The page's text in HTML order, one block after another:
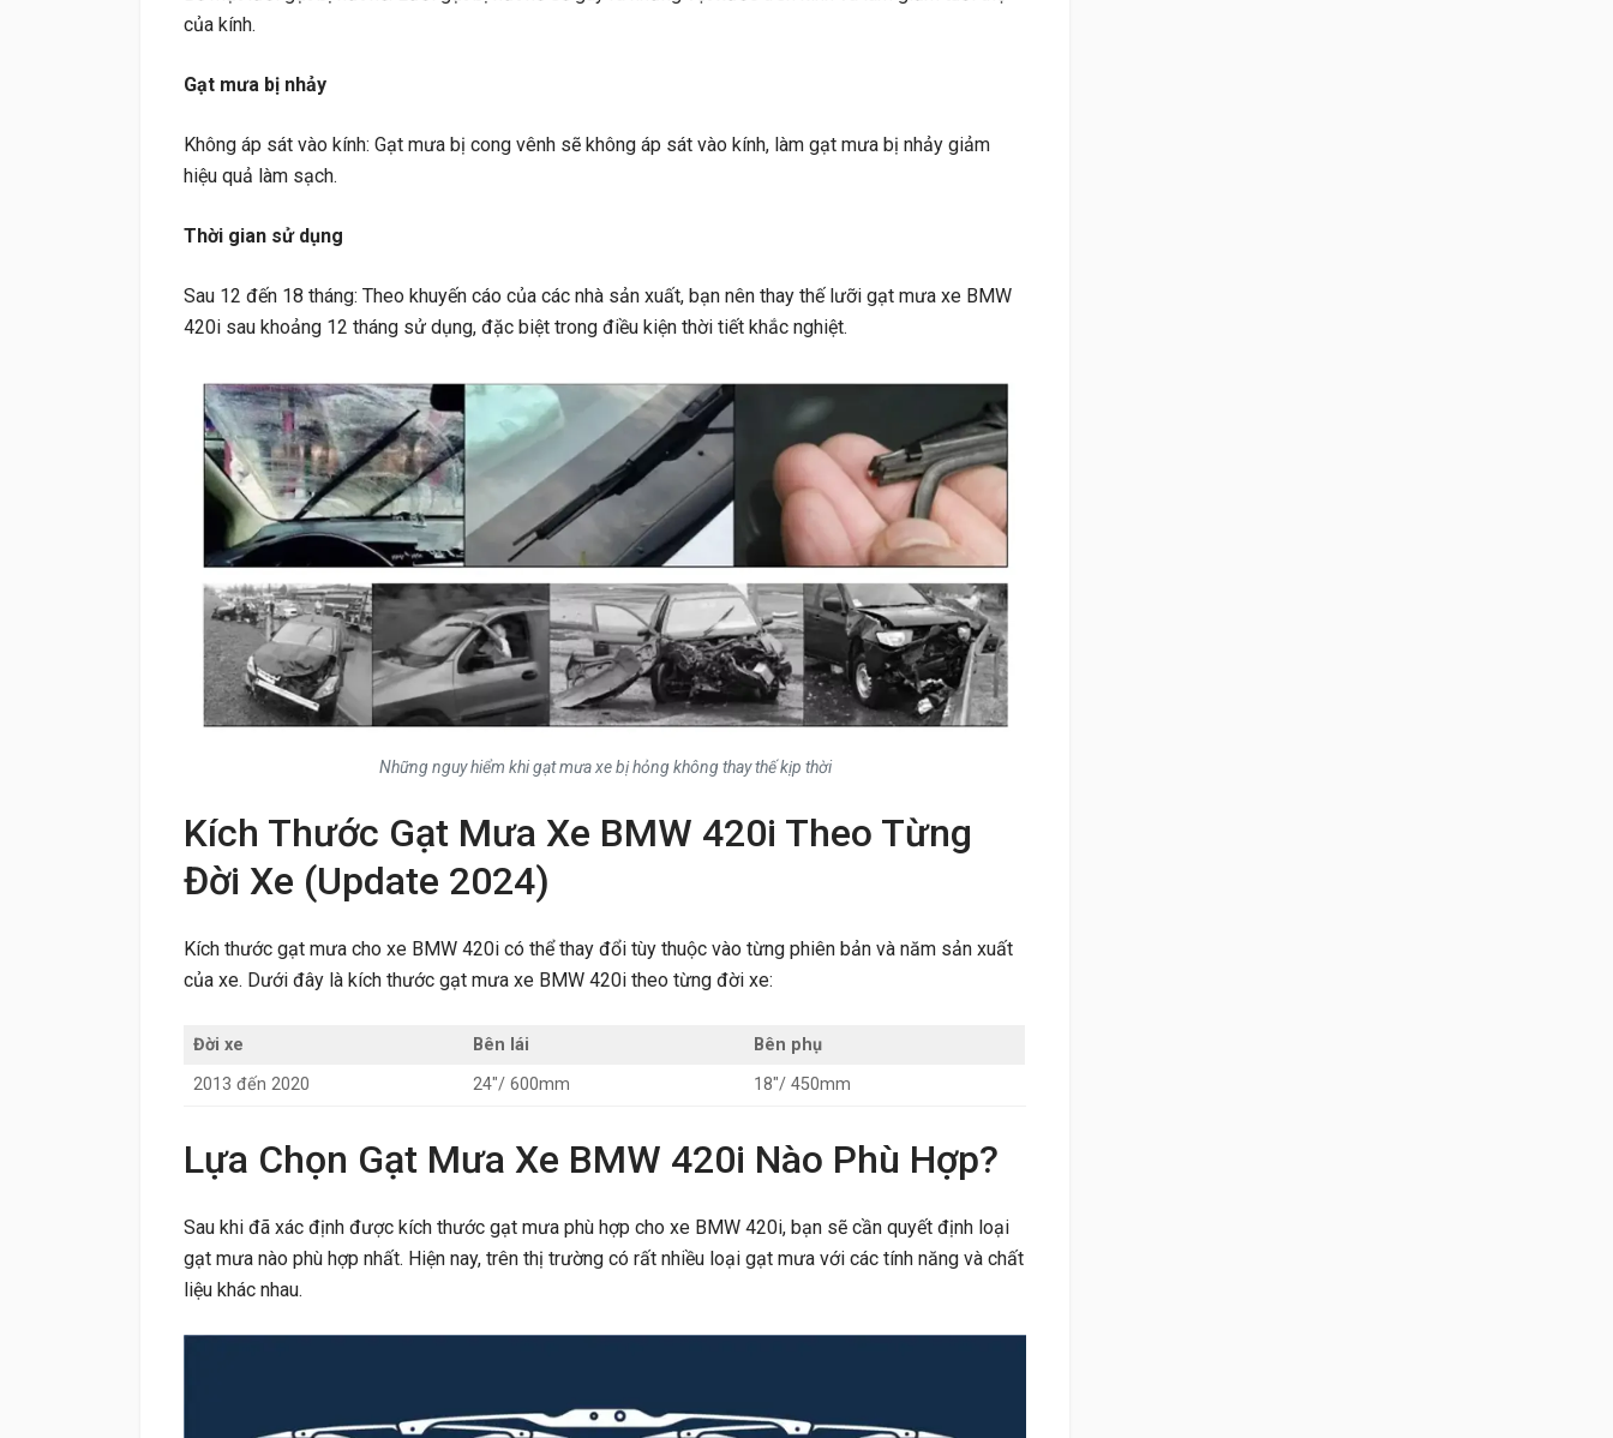
của kính.
Gạt mưa bị nhảy
Không áp sát vào kính: Gạt mưa bị cong vênh sẽ không áp sát vào kính, làm gạt mưa bị nhảy giảm
hiệu quả làm sạch.
Thời gian sử dụng
Sau 12 đến 18 tháng: Theo khuyến cáo của các nhà sản xuất, bạn nên thay thế lưỡi gạt mưa xe BMW
420i sau khoảng 12 tháng sử dụng, đặc biệt trong điều kiện thời tiết khắc nghiệt.
Những nguy hiểm khi gạt mưa xe bị hỏng không thay thế kịp thời
Kích Thước Gạt Mưa Xe BMW 420i Theo Từng
Đời Xe (Update 2024)
Kích thước gạt mưa cho xe BMW 420i có thể thay đổi tùy thuộc vào từng phiên bản và năm sản xuất
của xe. Dưới đây là kích thước gạt mưa xe BMW 420i theo từng đời xe:
Đời xe Bên lái
Bên phụ
2013 đến 2020
24″/ 600mm 18″/ 450mm
Lựa Chọn Gạt Mưa Xe BMW 420i Nào Phù Hợp?
Sau khi đã xác định được kích thước gạt mưa phù hợp cho xe BMW 420i, bạn sẽ cần quyết định loại
gạt mưa nào phù hợp nhất. Hiện nay, trên thị trường có rất nhiều loại gạt mưa với các tính năng và chất
liệu khác nhau.